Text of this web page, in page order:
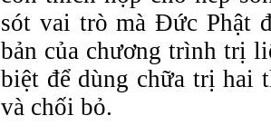
sót vai trò mà Đức Phật
bản của chương trình trị
biệt để dùng chữa trị hai
và chối bỏ.